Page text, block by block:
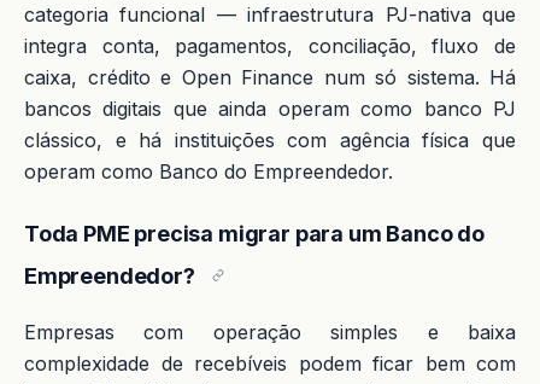
categoria funcional — infraestrutura PJ-nativa que
integra conta, pagamentos, conciliação, fluxo de
caixa, crédito e Open Finance num só sistema. Há
bancos digitais que ainda operam como banco PJ
clássico, e há instituições com agência física que
operam como Banco do Empreendedor.
Toda PME precisa migrar para um Banco do
Empreendedor?
Empresas com operação simples e baixa
complexidade de recebíveis podem ficar bem com